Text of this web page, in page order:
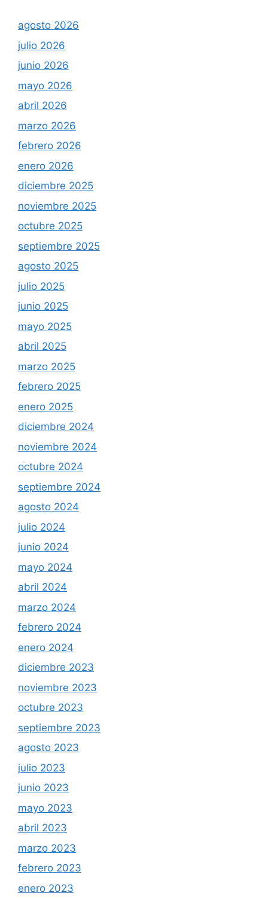
agosto 2026
julio 2026
junio 2026
mayo 2026
abril 2026
marzo 2026
febrero 2026
enero 2026
diciembre 2025
noviembre 2025
octubre 2025
septiembre 2025
agosto 2025
julio 2025
junio 2025
mayo 2025
abril 2025
marzo 2025
febrero 2025
enero 2025
diciembre 2024
noviembre 2024
octubre 2024
septiembre 2024
agosto 2024
julio 2024
junio 2024
mayo 2024
abril 2024
marzo 2024
febrero 2024
enero 2024
diciembre 2023
noviembre 2023
octubre 2023
septiembre 2023
agosto 2023
julio 2023
junio 2023
mayo 2023
abril 2023
marzo 2023
febrero 2023
enero 2023